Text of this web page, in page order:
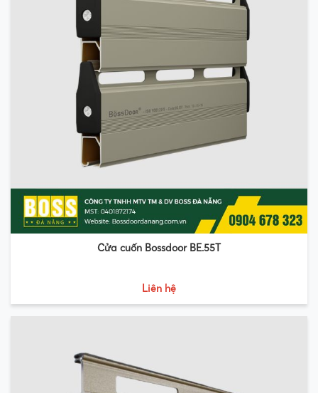
Cửa cuốn Bossdoor BE.55T
Liên hệ